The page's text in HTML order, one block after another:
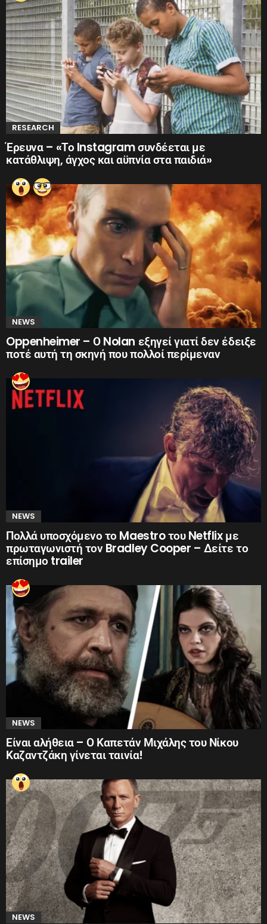
RESEARCH
Έρευνα – «Το Instagram συνδέεται με
κατάθλιψη, άγχος και αϋπνία στα παιδιά»
NEWS
Oppenheimer – Ο Nolan εξηγεί γιατί δεν έδειξε
ποτέ αυτή τη σκηνή που πολλοί περίμεναν
NEWS
Πολλά υποσχόμενο το Maestro του Netflix με
πρωταγωνιστή τον Bradley Cooper – Δείτε το
επίσημο trailer
NEWS
Είναι αλήθεια – Ο Καπετάν Μιχάλης του Νίκου
Καζαντζάκη γίνεται ταινία!
NEWS